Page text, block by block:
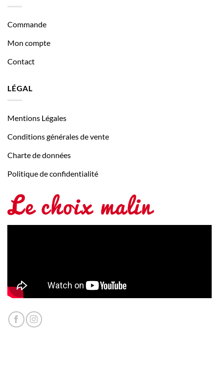
Commande
Mon compte
Contact
LÉGAL
Mentions Légales
Conditions générales de vente
Charte de données
Politique de confidentialité